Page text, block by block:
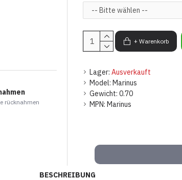
rücknahmen
Lager: Ausverkauft
Model: Marinus
Gewicht: 0.70
MPN: Marinus
+ Warenkorb
BESCHREIBUNG